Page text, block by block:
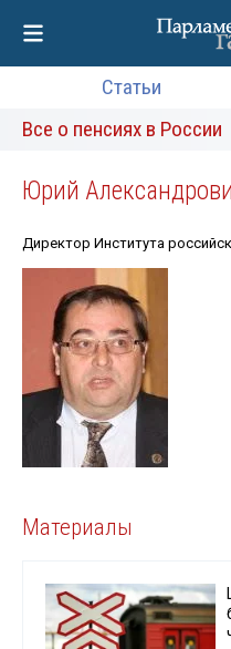
Статьи
Все о пенсиях в России
Юрий
Директор Института
Материалы